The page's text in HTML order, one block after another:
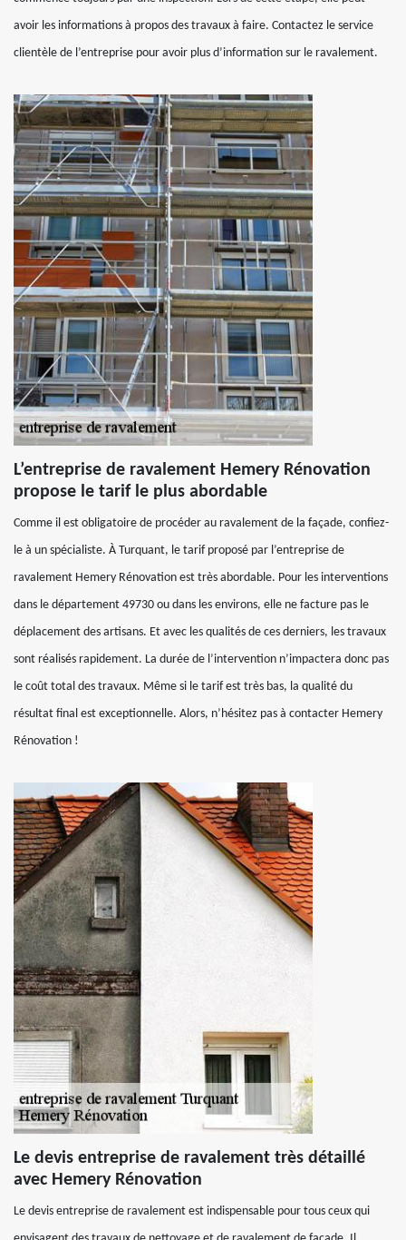
avoir les informations à propos des travaux à faire. Contactez le service
clientèle de l’entreprise pour avoir plus d’information sur le ravalement.
L’entreprise de ravalement Hemery Rénovation
propose le tarif le plus abordable
Comme il est obligatoire de procéder au ravalement de la façade, confiez-
le à un spécialiste. À Turquant, le tarif proposé par l’entreprise de
ravalement Hemery Rénovation est très abordable. Pour les interventions
dans le département 49730 ou dans les environs, elle ne facture pas le
déplacement des artisans. Et avec les qualités de ces derniers, les travaux
sont réalisés rapidement. La durée de l’intervention n’impactera donc pas
le coût total des travaux. Même si le tarif est très bas, la qualité du
résultat final est exceptionnelle. Alors, n’hésitez pas à contacter Hemery
Rénovation !
Le devis entreprise de ravalement très détaillé
avec Hemery Rénovation
Le devis entreprise de ravalement est indispensable pour tous ceux qui